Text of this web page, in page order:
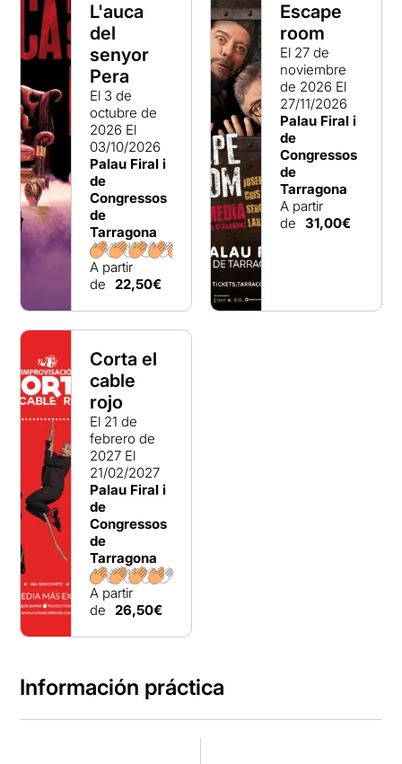
L'auca
del
senyor
Pera
El 3 de
octubre de
2026 El
03/10/2026
Palau Firal i
de
Congressos
de
Tarragona
A partir
de 22,50€
Escape
room
El 27 de
noviembre
de 2026 El
27/11/2026
Palau Firal i
de
Congressos
de
Tarragona
A partir
de 31,00€
Corta el
cable
rojo
El 21 de
febrero de
2027 El
21/02/2027
Palau Firal i
de
Congressos
de
Tarragona
A partir
de 26,50€
Información práctica